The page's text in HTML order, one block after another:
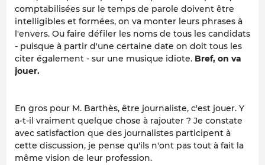
comptabilisées sur le temps de parole doivent être
intelligibles et formées, on va monter leurs phrases à
l'envers. Ou faire défiler les noms de tous les candidats
- puisque à partir d'une certaine date on doit tous les
citer également - sur une musique idiote. Bref, on va
jouer.
En gros pour M. Barthès, être journaliste, c'est jouer. Y
a-t-il vraiment quelque chose à rajouter ? Je constate
avec satisfaction que des journalistes participent à
cette discussion, je pense qu'ils n'ont pas tout à fait la
même vision de leur profession.